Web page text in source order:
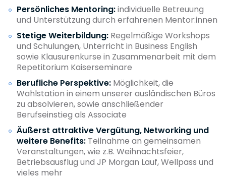
Persönliches Mentoring:individuelle Betreuung
und Unterstützung durch erfahrenen Mentor:innen
Stetige Weiterbildung: Regelmäßige Workshops
und Schulungen, Unterricht in Business English
sowie Klausurenkurse in Zusammenarbeit mit dem
Repetitorium Kaiserseminare
Berufliche Perspektive: Möglichkeit, die
Wahlstation in einem unserer ausländischen Büros
zu absolvieren, sowie anschließender
Berufseinstieg als Associate
Äußerst attraktive Vergütung, Networking und
weitere Benefits: Teilnahme an gemeinsamen
Veranstaltungen, wie z.B. Weihnachtsfeier,
Betriebsausflug und JP Morgan Lauf, Wellpass und
vieles mehr